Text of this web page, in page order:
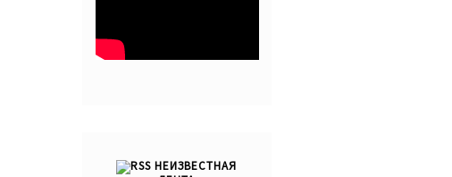
НЕИЗВЕСТНАЯ